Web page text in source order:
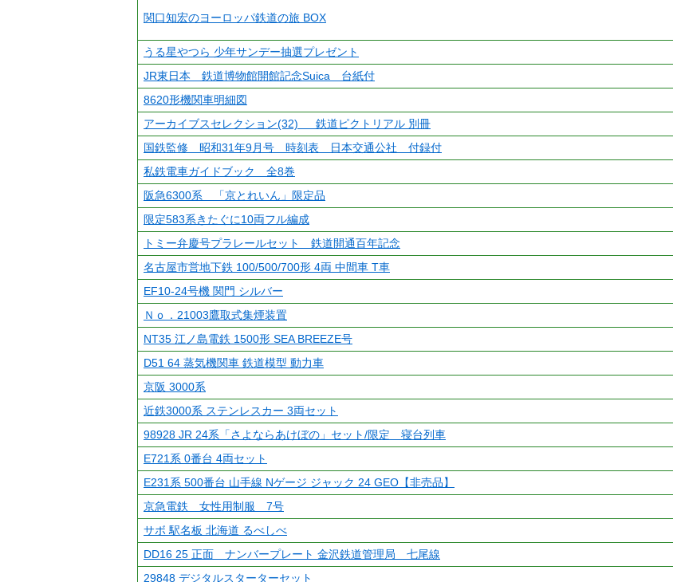
関口知宏のヨーロッパ鉄道の旅 BOX
うる星やつら 少年サンデー抽選プレゼント
JR東日本 鉄道博物館開館記念Suica 台紙付
8620形機関車明細図
アーカイブスセレクション(32) 鉄道ピクトリアル 別冊
国鉄監修 昭和31年9月号 時刻表 日本交通公社 付録付
私鉄電車ガイドブック 全8巻
阪急6300系 「京とれいん」限定品
限定583系きたぐに10両フル編成
トミー弁慶号プラレールセット 鉄道開通百年記念
名古屋市営地下鉄 100/500/700形 4両 中間車 T車
EF10-24号機 関門 シルバー
Ｎｏ．21003鷹取式集煙装置
NT35 江ノ島電鉄 1500形 SEA BREEZE号
D51 64 蒸気機関車 鉄道模型 動力車
京阪 3000系
近鉄3000系 ステンレスカー 3両セット
98928 JR 24系「さよならあけぼの」セット/限定 寝台列車
E721系 0番台 4両セット
E231系 500番台 山手線 Nゲージ ジャック 24 GEO【非売品】
京急電鉄 女性用制服 7号
サボ 駅名板 北海道 るべしべ
DD16 25 正面 ナンバープレート 金沢鉄道管理局 七尾線
29848 デジタルスターターセット